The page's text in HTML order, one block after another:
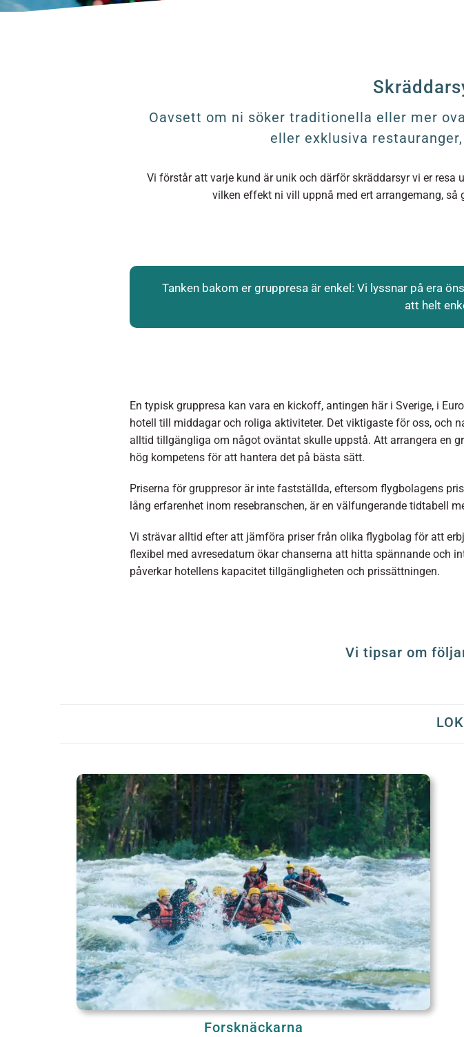
Oavsett om ni söker traditionella eller mer
eller exklusiva
Vi förstår att varje kund är unik och därför skräddarsyr vi er
vilken effekt ni vill uppnå med ert arrangemang, så
Tanken bakom er gruppresa är enkel: Vi lyssnar på era
att helt
En typisk gruppresa kan vara en kickoff, antingen här i Sverige, i
hotell till middagar och roliga aktiviteter. Det viktigaste för oss, och
alltid tillgängliga om något oväntat skulle uppstå. Att arrangera en
hög kompetens för att hantera det på bästa sätt.
Priserna för gruppresor är inte fastställda, eftersom flygbolagens
lång erfarenhet inom resebranschen, är en välfungerande tidtabell
Vi strävar alltid efter att jämföra priser från olika flygbolag för att
flexibel med avresedatum ökar chanserna att hitta spännande och
påverkar hotellens kapacitet tillgängligheten och prissättningen.
Vi tipsar om
Forsknäckarna